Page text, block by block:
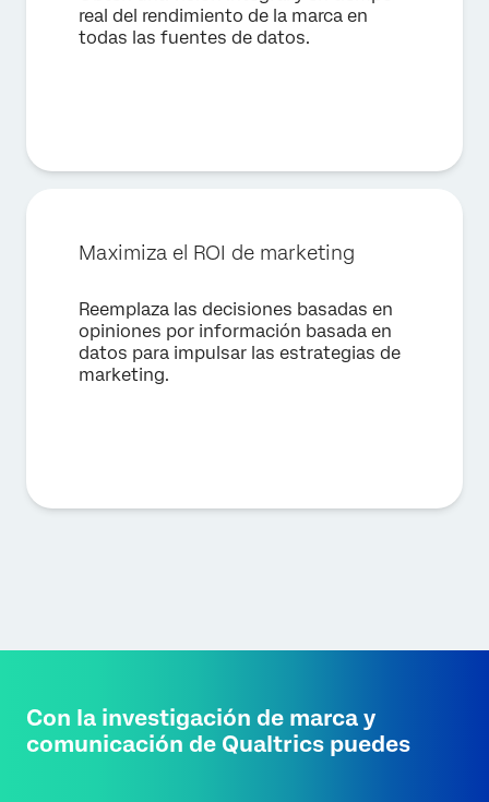
real del rendimiento de la marca en
todas las fuentes de datos.
Maximiza el ROI de marketing
Reemplaza las decisiones basadas en
opiniones por información basada en
datos para impulsar las estrategias de
marketing.
Con la investigación de marca y
comunicación de Qualtrics puedes